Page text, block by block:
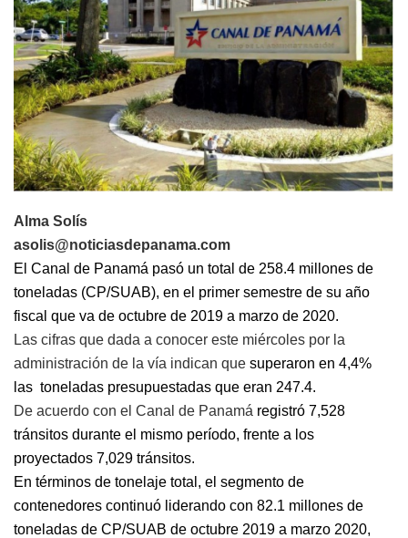
Alma Solís
asolis@noticiasdepanama.com
El Canal de Panamá pasó un total de 258.4 millones de
toneladas (CP/SUAB), en el primer semestre de su año
fiscal que va de octubre de 2019 a marzo de 2020.
Las cifras que dada a conocer este miércoles por la
administración de la vía indican que superaron en 4,4%
las toneladas presupuestadas que eran 247.4.
De acuerdo con el Canal de Panamá registró 7,528
tránsitos durante el mismo período, frente a los
proyectados 7,029 tránsitos.
En términos de tonelaje total, el segmento de
contenedores continuó liderando con 82.1 millones de
toneladas de CP/SUAB de octubre 2019 a marzo 2020,